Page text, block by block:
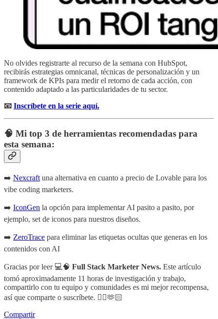
No olvides registrarte al recurso de la semana con HubSpot,
recibirás estrategias omnicanal, técnicas de personalización y un
framework de KPIs para medir el retorno de cada acción, con
contenido adaptado a las particularidades de tu sector.
📧 Inscríbete en la serie aquí.
🧠 Mi top 3 de herramientas recomendadas para
esta semana:
➡️ Nexcraft una alternativa en cuanto a precio de Lovable para los
vibe coding marketers.
➡️ IconGen la opción para implementar AI pasito a pasito, por
ejemplo, set de iconos para nuestros diseños.
➡️ ZeroTrace para eliminar las etiquetas ocultas que generas en los
contenidos con AI
Gracias por leer 💻🧠 Full Stack Marketer News. Este artículo
tomó aproximadamente 11 horas de investigación y trabajo,
compartirlo con tu equipo y comunidades es mi mejor recompensa,
así que comparte o suscríbete. 👇🏻🫶🏻
Compartir